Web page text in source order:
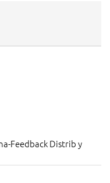
Feedback Distrib y